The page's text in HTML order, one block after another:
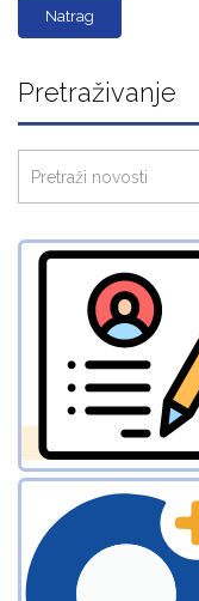
Natrag
Pretraživanje